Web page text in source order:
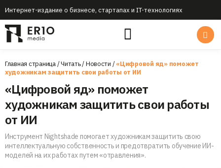
Интернет-издание о бизнесе, стартапах и IT-технологиях
Главная страница/Читать/Новости /«Цифровой яд» поможет
художникам защитить свои работы от ИИ
«Цифровой яд» поможет
художникам защитить свои работы
от ИИ
Инструмент Nightshade помогает художникам защитить свою
интеллектуальную собственность и предотвратить обучение ИИ-
моделей на их работах путем «отравления».